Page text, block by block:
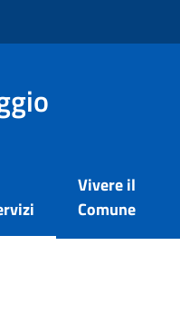
Vivere il
Comune